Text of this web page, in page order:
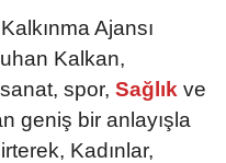
Kalkınma Ajansı
Kalkan,
spor, Sağlık ve
geniş bir anlayışla
Kadınlar,